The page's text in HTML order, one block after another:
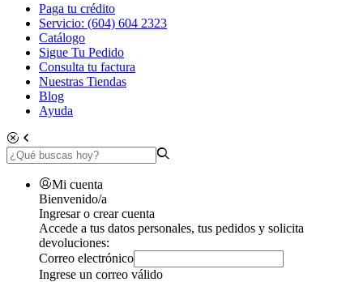
Paga tu crédito
Servicio: (604) 604 2323
Catálogo
Sigue Tu Pedido
Consulta tu factura
Nuestras Tiendas
Blog
Ayuda
Mi cuenta
Bienvenido/a
Ingresar o crear cuenta
Accede a tus datos personales, tus pedidos y solicita
devoluciones:
Correo electrónico
Ingrese un correo válido